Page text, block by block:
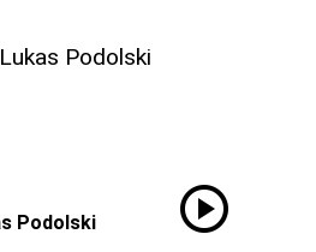
Podolski
Podolski
play_circle